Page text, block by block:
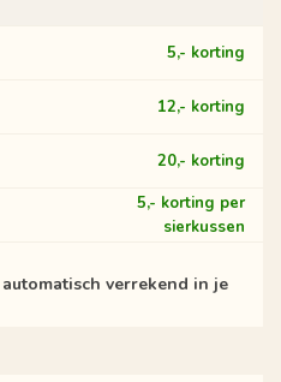
5,- korting
12,- korting
20,- korting
5,- korting per
sierkussen
automatisch verrekend in je